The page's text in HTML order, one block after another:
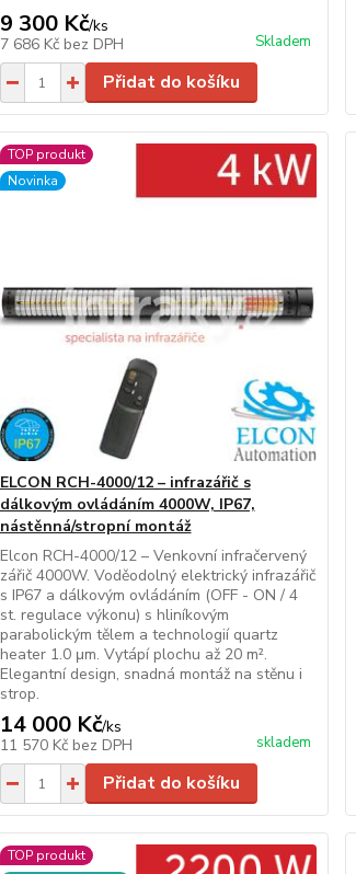
9 300 Kč/ks
7 686 Kč bez DPH Skladem
Přidat do košíku
TOP produkt
Novinka
ELCON RCH-4000/12 – infrazářič s
dálkovým ovládáním 4000W, IP67,
nástěnná/stropní montáž
Elcon RCH-4000/12 – Venkovní infračervený
zářič 4000W. Voděodolný elektrický infrazářič
s IP67 a dálkovým ovládáním (OFF - ON / 4
st. regulace výkonu) s hliníkovým
parabolickým tělem a technologií quartz
heater 1.0 μm. Vytápí plochu až 20 m².
Elegantní design, snadná montáž na stěnu i
strop.
14 000 Kč/ks
11 570 Kč bez DPH skladem
Přidat do košíku
TOP produkt